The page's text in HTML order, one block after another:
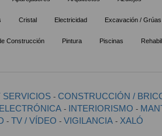
Cristal Electricidad Excavación / Grúas
Construcción Pintura Piscinas
SERVICIOS - CONSTRUCCIÓN /
- INTERIORISMO -
- TV / VÍDEO - VIGILANCIA - XALÓ